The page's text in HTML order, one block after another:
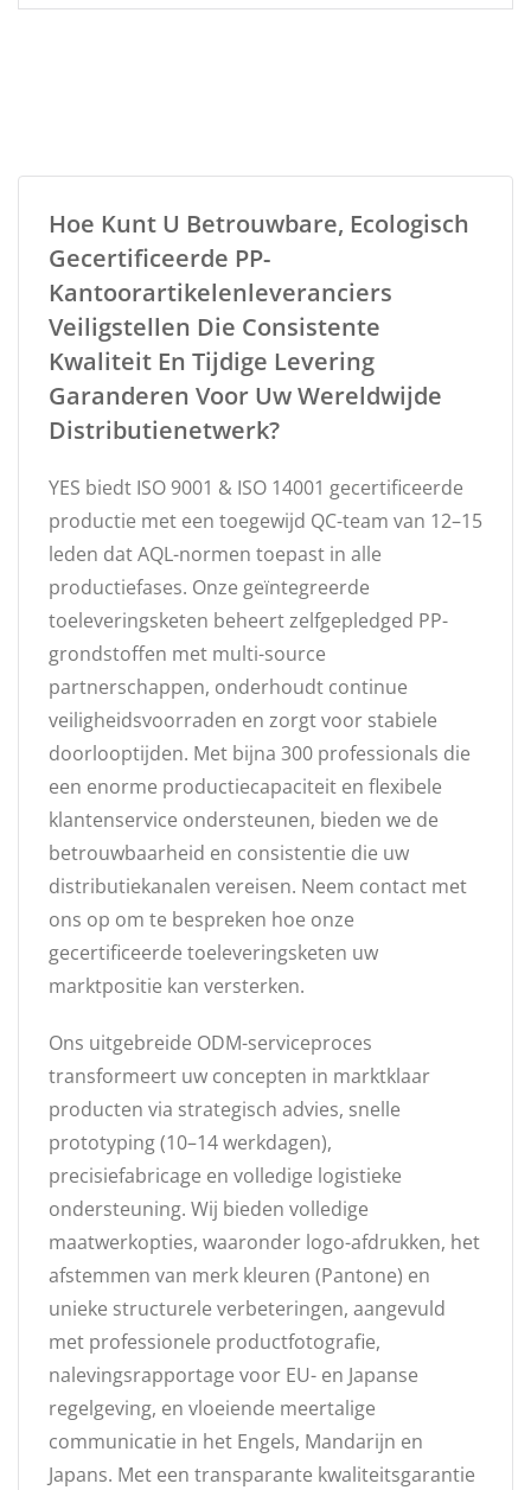
Hoe Kunt U Betrouwbare, Ecologisch
Gecertificeerde PP-
Kantoorartikelenleveranciers
Veiligstellen Die Consistente
Kwaliteit En Tijdige Levering
Garanderen Voor Uw Wereldwijde
Distributienetwerk?
YES biedt ISO 9001 & ISO 14001 gecertificeerde
productie met een toegewijd QC-team van 12–15
leden dat AQL-normen toepast in alle
productiefases. Onze geïntegreerde
toeleveringsketen beheert zelfgepledged PP-
grondstoffen met multi-source
partnerschappen, onderhoudt continue
veiligheidsvoorraden en zorgt voor stabiele
doorlooptijden. Met bijna 300 professionals die
een enorme productiecapaciteit en flexibele
klantenservice ondersteunen, bieden we de
betrouwbaarheid en consistentie die uw
distributiekanalen vereisen. Neem contact met
ons op om te bespreken hoe onze
gecertificeerde toeleveringsketen uw
marktpositie kan versterken.
Ons uitgebreide ODM-serviceproces
transformeert uw concepten in marktklaar
producten via strategisch advies, snelle
prototyping (10–14 werkdagen),
precisiefabricage en volledige logistieke
ondersteuning. Wij bieden volledige
maatwerkopties, waaronder logo-afdrukken, het
afstemmen van merk kleuren (Pantone) en
unieke structurele verbeteringen, aangevuld
met professionele productfotografie,
nalevingsrapportage voor EU- en Japanse
regelgeving, en vloeiende meertalige
communicatie in het Engels, Mandarijn en
Japans. Met een transparante kwaliteitsgarantie